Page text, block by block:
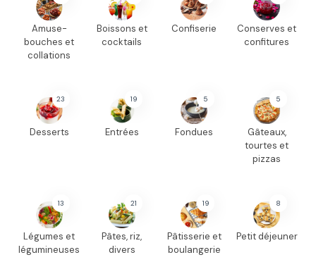
Amuse-
bouches et
collations
Boissons et
cocktails
Confiserie
Conserves et
confitures
23
Desserts
19
Entrées
5
Fondues
5
Gâteaux,
tourtes et
pizzas
13
Légumes et
légumineuses
21
Pâtes, riz,
divers
19
Pâtisserie et
boulangerie
8
Petit déjeuner